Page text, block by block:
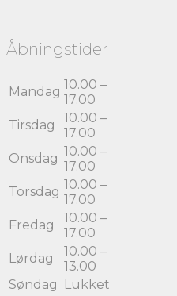
Åbningstider
Mandag 10.00 –
17.00
Tirsdag
10.00 –
17.00
Onsdag 10.00 –
17.00
Torsdag 10.00 –
17.00
Fredag
10.00 –
17.00
Lørdag
10.00 –
13.00
Søndag
Lukket